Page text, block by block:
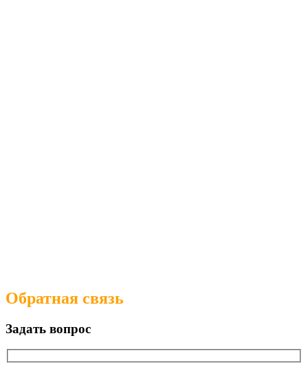
Обратная связь
Задать вопрос